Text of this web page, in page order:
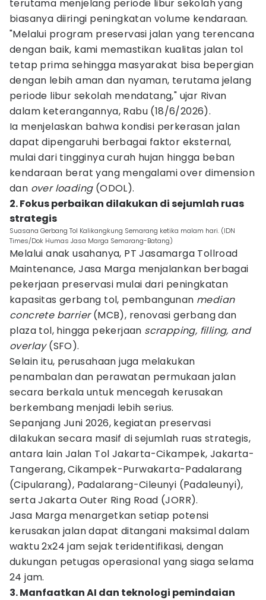
terutama menjelang periode libur sekolah yang
biasanya diiringi peningkatan volume kendaraan.
"Melalui program preservasi jalan yang terencana
dengan baik, kami memastikan kualitas jalan tol
tetap prima sehingga masyarakat bisa bepergian
dengan lebih aman dan nyaman, terutama jelang
periode libur sekolah mendatang," ujar Rivan
dalam keterangannya, Rabu (18/6/2026).
Ia menjelaskan bahwa kondisi perkerasan jalan
dapat dipengaruhi berbagai faktor eksternal,
mulai dari tingginya curah hujan hingga beban
kendaraan berat yang mengalami over dimension
dan over loading(ODOL).
2. Fokus perbaikan dilakukan di sejumlah ruas
strategis
Suasana Gerbang Tol Kalikangkung Semarang ketika malam hari. (IDN
Times/Dok Humas Jasa Marga Semarang-Batang)
Melalui anak usahanya, PT Jasamarga Tollroad
Maintenance, Jasa Marga menjalankan berbagai
pekerjaan preservasi mulai dari peningkatan
kapasitas gerbang tol, pembangunan median
concrete barrier(MCB), renovasi gerbang dan
plaza tol, hingga pekerjaan scrapping, filling, and
overlay(SFO).
Selain itu, perusahaan juga melakukan
penambalan dan perawatan permukaan jalan
secara berkala untuk mencegah kerusakan
berkembang menjadi lebih serius.
Sepanjang Juni 2026, kegiatan preservasi
dilakukan secara masif di sejumlah ruas strategis,
antara lain Jalan Tol Jakarta-Cikampek, Jakarta-
Tangerang, Cikampek-Purwakarta-Padalarang
(Cipularang), Padalarang-Cileunyi (Padaleunyi),
serta Jakarta Outer Ring Road (JORR).
Jasa Marga menargetkan setiap potensi
kerusakan jalan dapat ditangani maksimal dalam
waktu 2x24 jam sejak teridentifikasi, dengan
dukungan petugas operasional yang siaga selama
24 jam.
3. Manfaatkan AI dan teknologi pemindaian